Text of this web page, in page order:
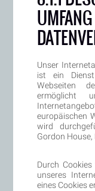
Unser
ist ein
Webseiten
ermöglicht
europäischen
wird
Gordon House,
Durch
unseres
eines Cookies